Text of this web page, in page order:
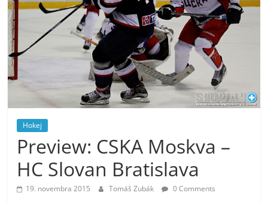
Hokej
Preview: CSKA Moskva –
HC Slovan Bratislava
19. novembra 2015 Tomáš Zubák 0 Comments